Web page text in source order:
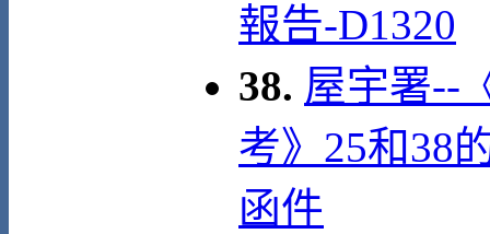
報告-D1320
38. 屋宇署--
考》25和38
函件